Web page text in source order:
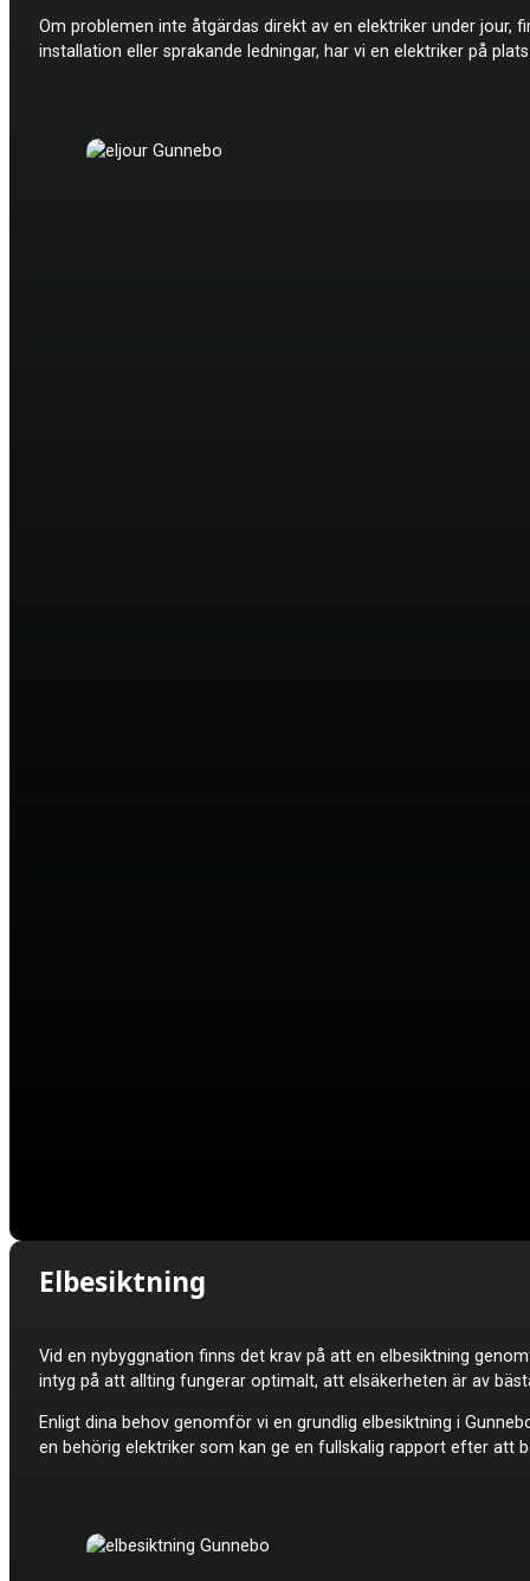
Om problemen inte åtgärdas direkt av en elektriker under
installation eller sprakande ledningar, har vi en elektriker på
Elbesiktning
Vid en nybyggnation finns det krav på att en elbesiktning
intyg på att allting fungerar optimalt, att elsäkerheten är av
Enligt dina behov genomför vi en grundlig elbesiktning i
en behörig elektriker som kan ge en fullskalig rapport efter att